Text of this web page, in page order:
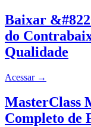
Baixar
do
Qualidade
Acessar →
MasterClass
Completo de